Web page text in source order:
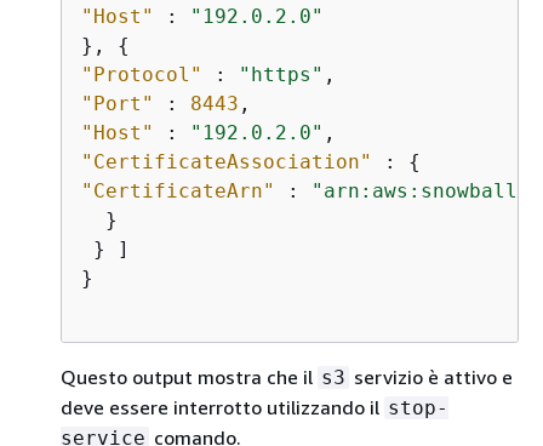
"Host"
:
"192.0.2.0"
}, {
"Protocol"
: "https"
"Port"
: 8443
"Host"
: "192.0.2.0"
"CertificateAssociation"
: {
"CertificateArn"
:
"arn:aws:snowball-
  }
} ]
}
Questo output mostra che il s3 servizio è attivo e
deve essere interrotto utilizzando il stop-
service comando.